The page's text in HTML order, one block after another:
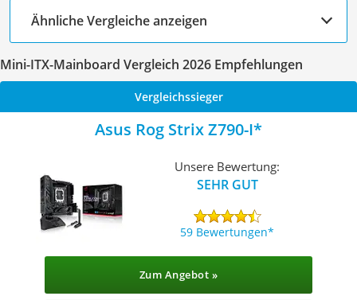
Ähnliche Vergleiche anzeigen
Mini-ITX-Mainboard Vergleich 2026 Empfehlungen
Vergleichssieger
Asus Rog Strix Z790-I
Unsere Bewertung:
SEHR GUT
59 Bewertungen
Zum Angebot »